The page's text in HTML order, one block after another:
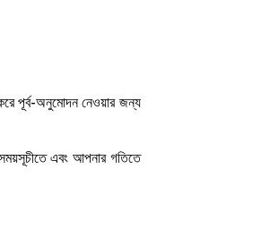
পূর্ব-অনুমোদন নেওয়ার জন্য
এবং আপনার গতিতে